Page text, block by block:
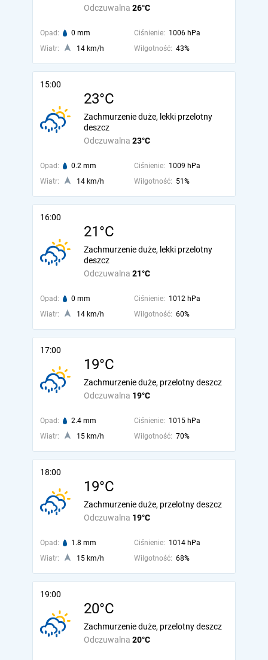
Odczuwalna 26°C
Opad: 0 mm Ciśnienie: 1006 hPa
Wiatr:
14 km/h Wilgotność: 43%
15:00
23°C
Odczuwalna 23°C
Zachmurzenie duże, lekki przelotny
deszcz
Opad: 0.2 mm Ciśnienie: 1009 hPa
Wiatr:
14 km/h Wilgotność: 51%
16:00
21°C
Odczuwalna 21°C
Zachmurzenie duże, lekki przelotny
deszcz
Opad: 0 mm Ciśnienie: 1012 hPa
Wiatr:
14 km/h Wilgotność: 60%
17:00
19°C
Odczuwalna 19°C
Zachmurzenie duże, przelotny deszcz
Opad: 2.4 mm Ciśnienie: 1015 hPa
Wiatr:
15 km/h Wilgotność: 70%
18:00
19°C
Odczuwalna 19°C
Zachmurzenie duże, przelotny deszcz
Opad: 1.8 mm Ciśnienie: 1014 hPa
Wiatr:
15 km/h Wilgotność: 68%
19:00
20°C
Odczuwalna 20°C
Zachmurzenie duże, przelotny deszcz